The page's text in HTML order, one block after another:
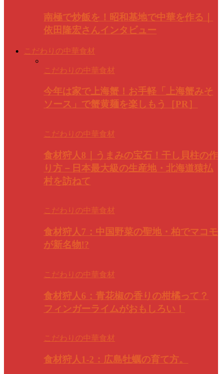
南極で炒飯を！昭和基地で中華を作る｜
依田隆宏さんインタビュー
こだわりの中華食材
こだわりの中華食材
今年は家で上海蟹！お手軽「上海蟹みそ
ソース」で蟹黄麺を楽しもう［PR］
こだわりの中華食材
食材狩人8｜うまみの宝石！干し貝柱の作
り方－日本最大級の生産地・北海道猿払
村を訪ねて
こだわりの中華食材
食材狩人7：中国野菜の聖地・柏でマコモ
が新名物!?
こだわりの中華食材
食材狩人6：青花椒の香りの柑橘って？
フィンガーライムがおもしろい！
こだわりの中華食材
食材狩人1-2：広島牡蠣の育て方。